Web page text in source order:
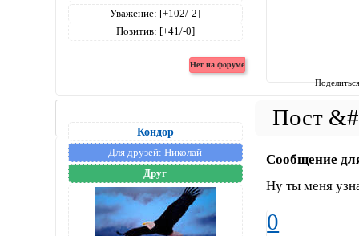
Уважение: [+102/-2]
Позитив: [+41/-0]
Кондор
Для друзей: Николай
Друг
Сообщение
Ну ты меня
0